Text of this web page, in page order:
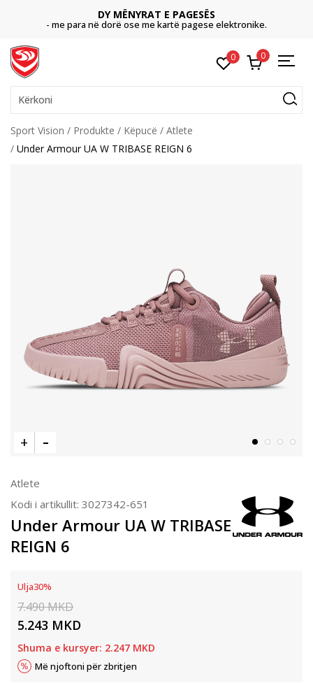
DY MËNYRAT E PAGESËS
- me para në dorë ose me kartë pagese elektronike.
0 0
Kërkoni
Sport Vision Produkte Këpucë
Atlete
Under Armour UA W TRIBASE REIGN 6
Atlete
Kodi i artikullit: 3027342-651
Under Armour UA W TRIBASE
REIGN 6
Ulja30%
7.490MKD
5.243 MKD
Shuma e kursyer: 2.247 MKD
Më njoftoni për zbritjen